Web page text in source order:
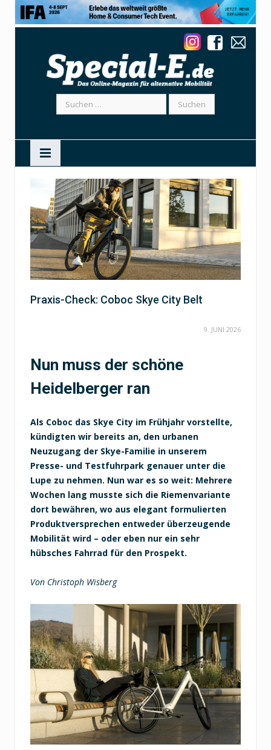
Suchen
nach:
Praxis-Check: Coboc Skye City Belt
9. JUNI 2026
Nun muss der schöne
Heidelberger ran
Als Coboc das Skye City im Frühjahr vorstellte,
kündigten wir bereits an, den urbanen
Neuzugang der Skye-Familie in unserem
Presse- und Testfuhrpark genauer unter die
Lupe zu nehmen. Nun war es so weit: Mehrere
Wochen lang musste sich die Riemenvariante
dort bewähren, wo aus elegant formulierten
Produktversprechen entweder überzeugende
Mobilität wird – oder eben nur ein sehr
hübsches Fahrrad für den Prospekt.
Von Christoph Wisberg